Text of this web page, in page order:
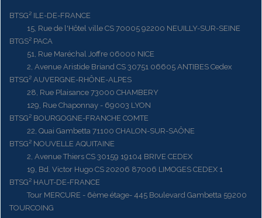
BTSG² ILE-DE-FRANCE
15, Rue de l'Hôtel ville CS 70005 92200 NEUILLY-SUR-SEINE
BTGS² PACA
51, Rue Maréchal Joffre 06000 NICE
2, Avenue Aristide Briand CS 30751 06605 ANTIBES Cedex
BTSG² AUVERGNE-RHÔNE-ALPES
28, Rue Plaisance 73000 CHAMBERY
129, Rue Chaponnay - 69003 LYON
BTSG² BOURGOGNE-FRANCHE COMTE
22, Quai Gambetta 71100 CHALON-SUR-SAÔNE
BTSG² NOUVELLE AQUITAINE
2, Avenue Thiers CS 30159 19104 BRIVE CEDEX
19, Bd. Victor Hugo CS 20206 87006 LIMOGES CEDEX 1
BTSG² HAUT-DE-FRANCE
Tour MERCURE - 6ème étage- 445 Boulevard Gambetta 59200
TOURCOING